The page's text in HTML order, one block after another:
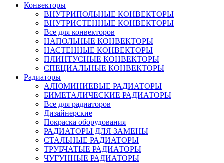
Конвекторы
ВНУТРИПОЛЬНЫЕ КОНВЕКТОРЫ
ВНУТРИСТЕННЫЕ КОНВЕКТОРЫ
Все для конвекторов
НАПОЛЬНЫЕ КОНВЕКТОРЫ
НАСТЕННЫЕ КОНВЕКТОРЫ
ПЛИНТУСНЫЕ КОНВЕКТОРЫ
СПЕЦИАЛЬНЫЕ КОНВЕКТОРЫ
Радиаторы
АЛЮМИНИЕВЫЕ РАДИАТОРЫ
БИМЕТАЛИЧЕСКИЕ РАДИАТОРЫ
Все для радиаторов
Дизайнерские
Покраска оборудования
РАДИАТОРЫ ДЛЯ ЗАМЕНЫ
СТАЛЬНЫЕ РАДИАТОРЫ
ТРУБЧАТЫЕ РАДИАТОРЫ
ЧУГУННЫЕ РАДИАТОРЫ